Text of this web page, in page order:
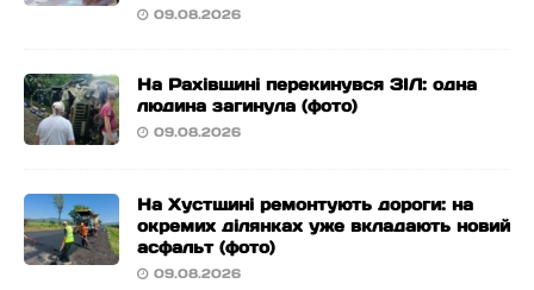
09.08.2026
На Рахівщині перекинувся ЗІЛ: одна
людина загинула (фото)
09.08.2026
На Хустщині ремонтують дороги: на
окремих ділянках уже вкладають новий
асфальт (фото)
09.08.2026